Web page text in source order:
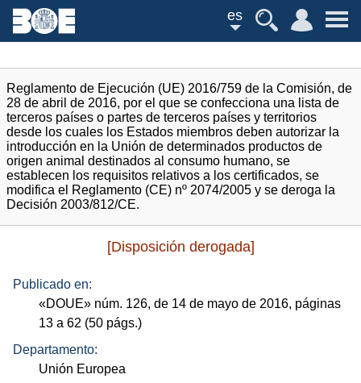
es
Reglamento de Ejecución (UE) 2016/759 de la Comisión, de
28 de abril de 2016, por el que se confecciona una lista de
terceros países o partes de terceros países y territorios
desde los cuales los Estados miembros deben autorizar la
introducción en la Unión de determinados productos de
origen animal destinados al consumo humano, se
establecen los requisitos relativos a los certificados, se
modifica el Reglamento (CE) nº 2074/2005 y se deroga la
Decisión 2003/812/CE.
[Disposición derogada]
Publicado en:
«DOUE» núm. 126, de 14 de mayo de 2016, páginas
13 a 62 (50 págs.)
Departamento:
Unión Europea